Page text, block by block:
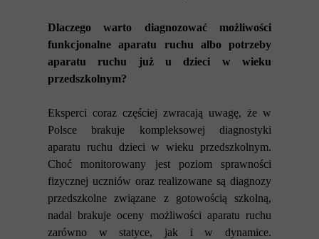
Dlaczego warto diagnozować możliwości
funkcjonalne aparatu ruchu albo potrzeby
aparatu ruchu już u dzieci w wieku
przedszkolnym?
Eksperci coraz częściej zwracają uwagę, że w
Polsce brakuje kompleksowej diagnostyki
aparatu ruchu dzieci w wieku przedszkolnym.
Choć monitorowany jest poziom sprawności
fizycznej uczniów oraz realizowane są diagnozy
przedszkolne związane z gotowością szkolną,
nadal brakuje oceny możliwości aparatu ruchu
zarówno w statyce, jak i w dynamice.